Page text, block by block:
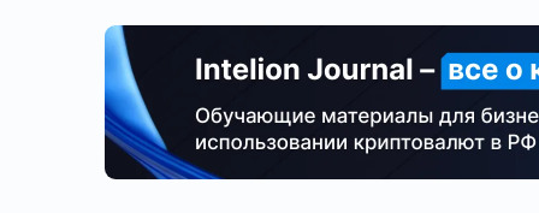
Innosilicon
Iceriver
Смотреть весь каталог
Готовый
Готовый
Готовый